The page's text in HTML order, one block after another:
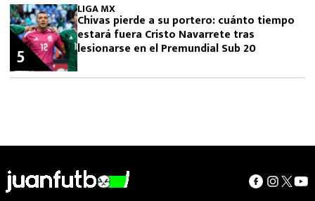
LIGA MX
Chivas pierde a su portero: cuánto tiempo
estará fuera Cristo Navarrete tras
lesionarse en el Premundial Sub 20
5